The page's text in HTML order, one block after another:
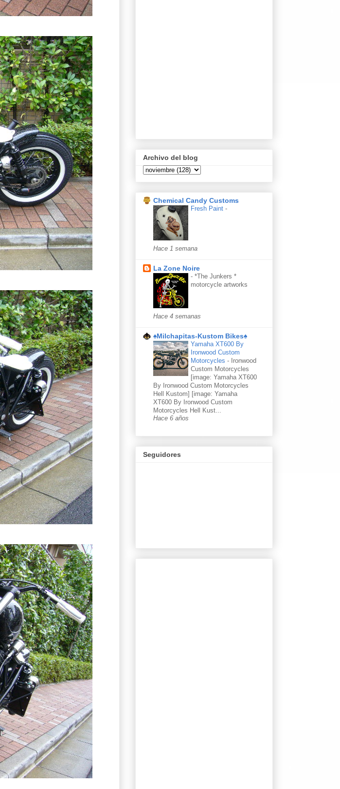
Archivo del blog
Chemical Candy Customs
Fresh Paint -
Hace 1 semana
La Zone Noire
- *The Junkers *
motorcycle artworks
Hace 4 semanas
♠Milchapitas-Kustom Bikes♠
Yamaha XT600 By
Ironwood Custom
Motorcycles - Ironwood
Custom Motorcycles
[image: Yamaha XT600
By Ironwood Custom Motorcycles
Hell Kustom] [image: Yamaha
XT600 By Ironwood Custom
Motorcycles Hell Kust...
Hace 6 años
Seguidores